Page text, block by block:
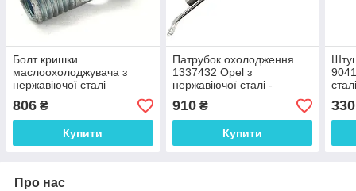
Болт кришки
маслоохолоджувача з
нержавіючої сталі
806 ₴
Купити
Патрубок охолодження
1337432 Opel з
нержавіючої сталі -
ДОВІЧНА ГАРАНТІЯ
910₴
Купити
330
Про нас